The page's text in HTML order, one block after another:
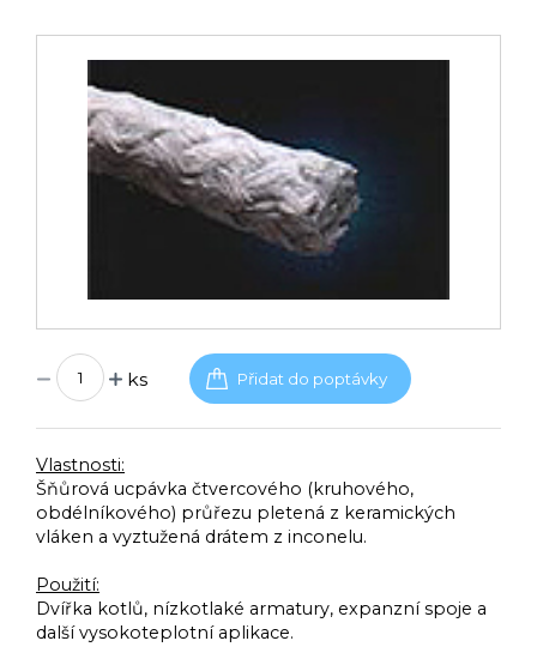
ks
Vlastnosti:
Šňůrová ucpávka čtvercového (kruhového,
obdélníkového) průřezu pletená z keramických
vláken a vyztužená drátem z inconelu.
Použití:
Dvířka kotlů, nízkotlaké armatury, expanzní spoje a
další vysokoteplotní aplikace.